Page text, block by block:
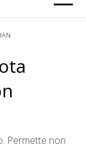
Permette non